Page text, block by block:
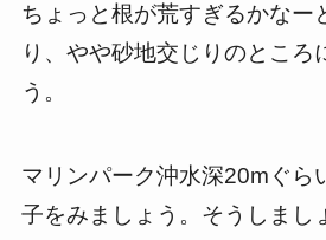
ちょっと根が荒すぎるかなー
り、やや砂地交じりのところ
う。
マリンパーク沖水深20mぐら
子をみましょう。そうしまし